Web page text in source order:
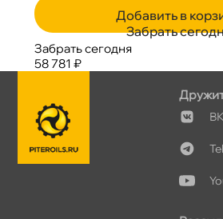
Добавить в
Забрать
Забрать сегодня
58 781 ₽